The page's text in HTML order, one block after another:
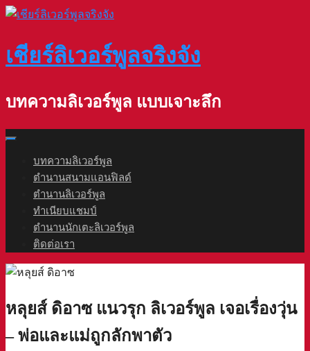
Skip
เชียร์ลิเวอร์พูลจริงจัง
บทความลิเวอร์พูล แบบเจาะลึก
บทความลิเวอร์พูล
ตำนานสนามแอนฟิลด์
ตำนานลิเวอร์พูล
ทำเนียบแชมป์
ตำนานนักเตะลิเวอร์พูล
ติดต่อเรา
หลุยส์ ดิอาซ แนวรุก ลิเวอร์พูล เจอเรื่องวุ่น
– พ่อและแม่ถูกลักพาตัว